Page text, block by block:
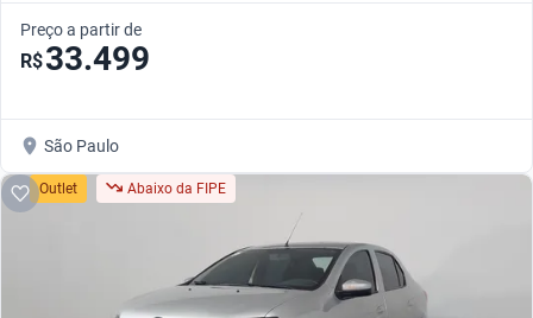
Preço a partir de
R$33.499
São Paulo
Outlet Abaixo da FIPE